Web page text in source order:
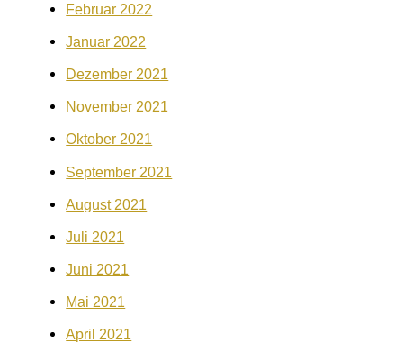
Februar 2022
Januar 2022
Dezember 2021
November 2021
Oktober 2021
September 2021
August 2021
Juli 2021
Juni 2021
Mai 2021
April 2021